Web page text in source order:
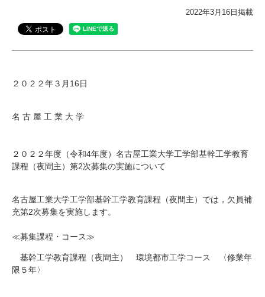
研究・教員Navi
企業・研究者
2022年3月16日掲載
２０２２年３月 16日
名 古 屋 工 業 大 学
２０２２年度（令和4年度）名古屋工業大学工学部基幹工学教育
課程（夜間主）第2次募集の実施について
名古屋工業大学工学部基幹工学教育課程（夜間主）では，欠員補
充第2次募集を実施します。
≪募集課程・コース≫
基幹工学教育課程（夜間主） 環境都市工学コース 〈修業年
限５年〉